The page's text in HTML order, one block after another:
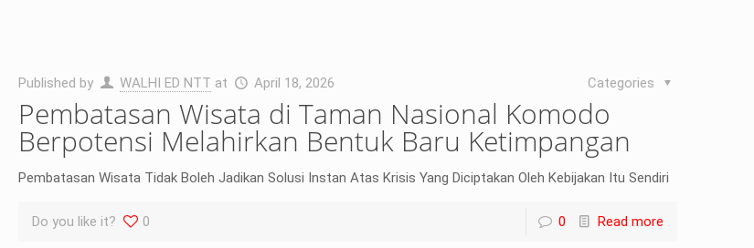
Published by WALHI ED NTT at April 18, 2026 Categories
Pembatasan Wisata di Taman Nasional Komodo
Berpotensi Melahirkan Bentuk Baru Ketimpangan
Pembatasan Wisata Tidak Boleh Jadikan Solusi Instan Atas Krisis Yang Diciptakan Oleh Kebijakan Itu Sendiri
Do you like it? 0 0 Read more